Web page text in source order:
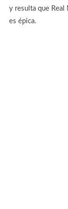
y resulta que
es épica.